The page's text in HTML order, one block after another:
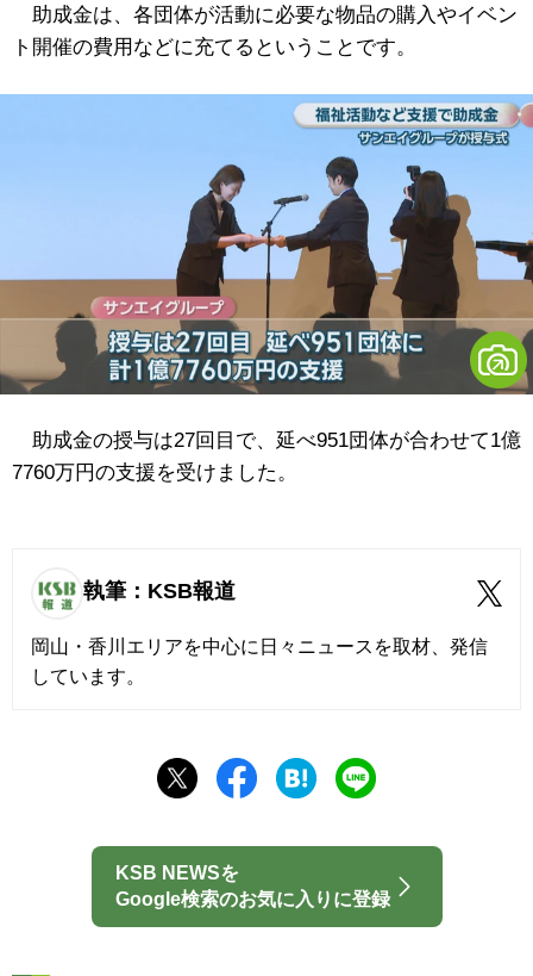
助成金は、各団体が活動に必要な物品の購入やイベン
ト開催の費用などに充てるということです。
助成金の授与は27回目で、延べ951団体が合わせて1億
7760万円の支援を受けました。
執筆：KSB報道
岡山・香川エリアを中心に日々ニュースを取材、発信
しています。
KSB NEWSを
Google検索のお気に入りに登録